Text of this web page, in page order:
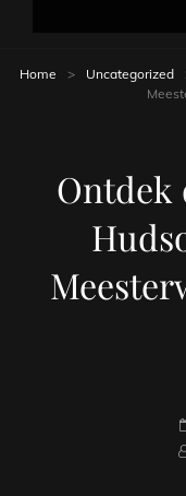
Home > Uncategorized
Ontdek